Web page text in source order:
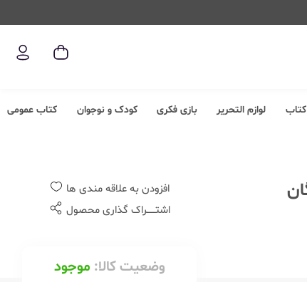
کتاب لوازم التحریر بازی فکری کودک و نوجوان کتاب عمومی
افزودن به علاقه مندی ها
اشتــــــراک گذاری محصول
وضعیت کالا: موجود